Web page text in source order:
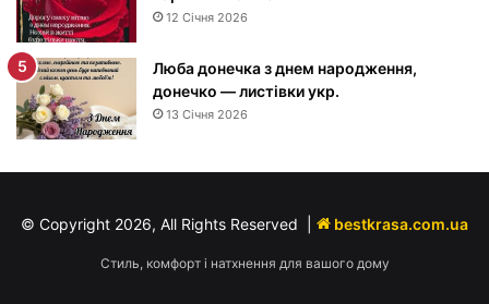
н
н
я
у
ж
12 Січня 2026
Люба донечка з днем народження,
донечко — листівки укр.
13 Січня 2026
© Copyright 2026, All Rights Reserved | bestkrasa.com.ua
Стиль, комфорт і натхнення для вашого дому